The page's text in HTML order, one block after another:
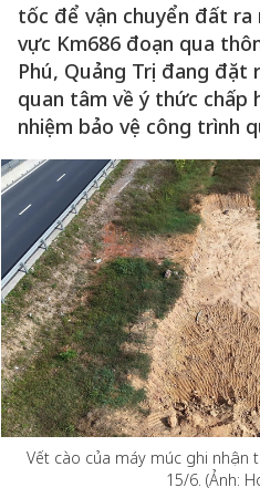
tốc để vận chuyển đất ra
vực Km686 đoạn qua
Phú, Quảng Trị đang đặt
quan tâm về ý thức chấp
nhiệm bảo vệ công trình
Vết cào của máy múc ghi nhận
15/6. (Ảnh: